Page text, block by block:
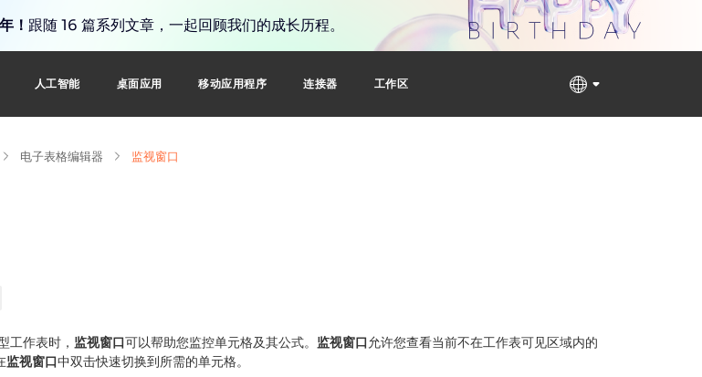
！ 跟随 16 篇系列文章，一起回顾我们的成长历程。
人工智能 桌面应用 移动应用程序 连接器 工作区
电子表格编辑器 监视窗口
工作表时， 监视窗口可以帮助您监控单元格及其公式。 监视窗口允许您查看当前不在工作表可见区域内的
监视窗口中双击快速切换到所需的单元格。